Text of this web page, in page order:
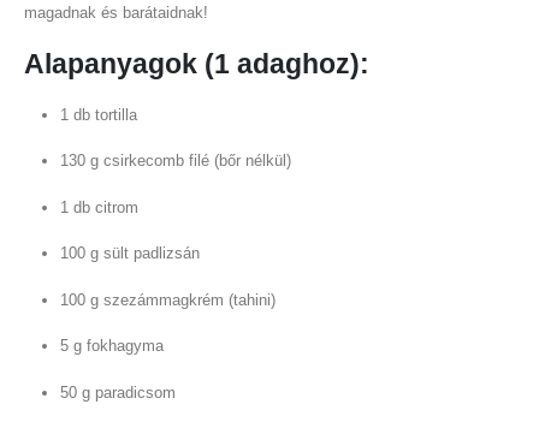
magadnak és barátaidnak!
Alapanyagok (1 adaghoz):
1 db tortilla
130 g csirkecomb filé (bőr nélkül)
1 db citrom
100 g sült padlizsán
100 g szezámmagkrém (tahini)
5 g fokhagyma
50 g paradicsom